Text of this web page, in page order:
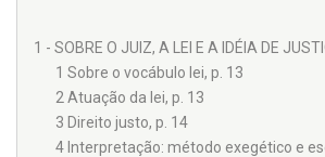
1 - SOBRE O JUIZ, A LEI E A IDÉIA DE
1 Sobre o vocábulo lei, p. 13
2 Atuação da lei, p. 13
3 Direito justo, p. 14
4 Interpretação: método exegético e